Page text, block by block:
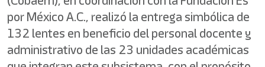
por México A.C., realizó la entrega simbólica de
132 lentes en beneficio del personal docente y
administrativo de las 23 unidades académicas